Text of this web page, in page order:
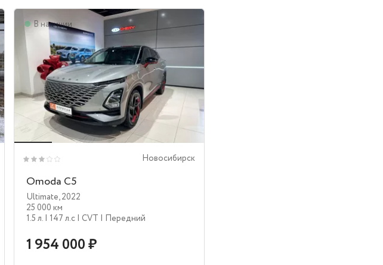
В наличии
Новосибирск
Omoda C5
Ultimate,2022
25 000 км
1.5 л. | 147 л.c | CVT | Передний
1 954 000 ₽